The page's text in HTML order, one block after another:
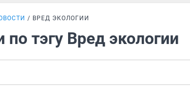
ВРЕД ЭКОЛОГИИ
по тэгу Вред экологии